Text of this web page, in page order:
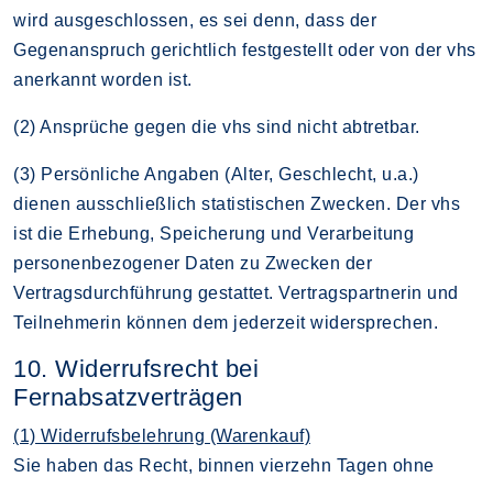
wird ausgeschlossen, es sei denn, dass der
Gegenanspruch gerichtlich festgestellt oder von der vhs
anerkannt worden ist.
(2) Ansprüche gegen die vhs sind nicht abtretbar.
(3) Persönliche Angaben (Alter, Geschlecht, u.a.)
dienen ausschließlich statistischen Zwecken. Der vhs
ist die Erhebung, Speicherung und Verarbeitung
personenbezogener Daten zu Zwecken der
Vertragsdurchführung gestattet. Vertragspartnerin und
Teilnehmerin können dem jederzeit widersprechen.
10. Widerrufsrecht bei
Fernabsatzverträgen
(1) Widerrufsbelehrung (Warenkauf)
Sie haben das Recht, binnen vierzehn Tagen ohne